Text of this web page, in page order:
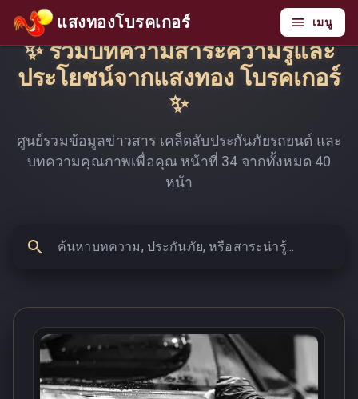
แสงทองโบรคเกอร์ เมนู
✨ รวมบทความสาระความรู้และ
ประโยชน์จากแสงทอง โบรคเกอร์
✨
ศูนย์รวมข้อมูลข่าวสาร เคล็ดลับประกันภัยรถยนต์ และ
บทความคุณภาพเพื่อคุณ หน้าที่ 34 จากทั้งหมด 40
หน้า